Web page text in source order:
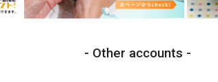
Other accounts